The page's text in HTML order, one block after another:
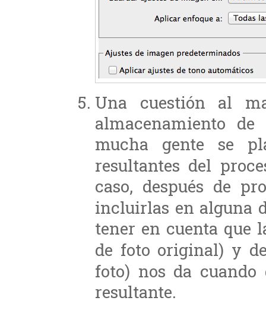
Una cuestión al
almacenamiento
mucha gente se
resultantes del
caso, después de
incluirlas en alguna
tener en cuenta que
de foto original) y
foto) nos da cuando
resultante.